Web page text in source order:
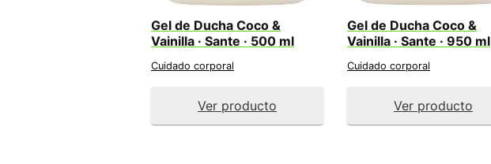
Gel de Ducha Coco &
Vainilla · Sante · 500 ml
Cuidado corporal
Ver producto
Gel de Ducha Coco &
Vainilla · Sante · 950 ml
Cuidado corporal
Ver producto